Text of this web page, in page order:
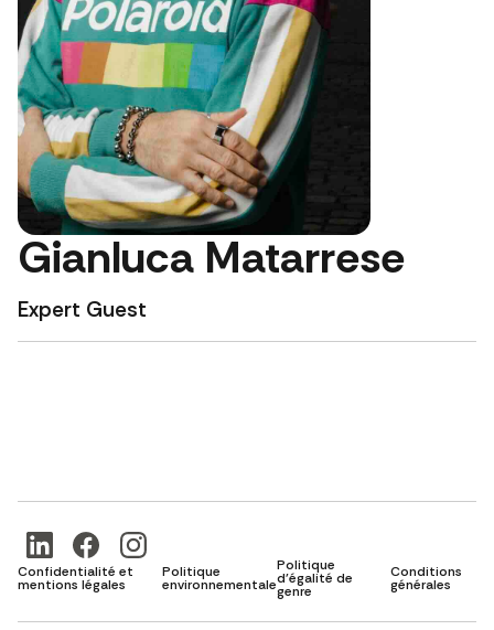
Gianluca Matarrese
Expert Guest
Confidentialité et
mentions légales
Politique
environnementale
Politique
d'égalité de
genre
Conditions
générales